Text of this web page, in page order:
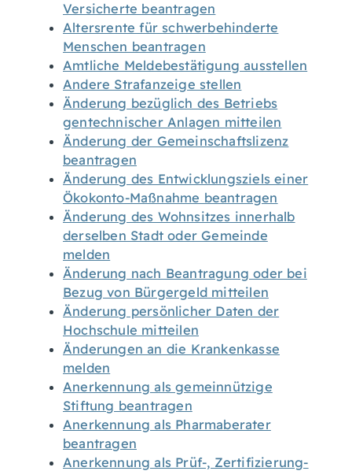
Versicherte beantragen
Altersrente für schwerbehinderte
Menschen beantragen
Amtliche Meldebestätigung ausstellen
Andere Strafanzeige stellen
Änderung bezüglich des Betriebs
gentechnischer Anlagen mitteilen
Änderung der Gemeinschaftslizenz
beantragen
Änderung des Entwicklungsziels einer
Ökokonto-Maßnahme beantragen
Änderung des Wohnsitzes innerhalb
derselben Stadt oder Gemeinde
melden
Änderung nach Beantragung oder bei
Bezug von Bürgergeld mitteilen
Änderung persönlicher Daten der
Hochschule mitteilen
Änderungen an die Krankenkasse
melden
Anerkennung als gemeinnützige
Stiftung beantragen
Anerkennung als Pharmaberater
beantragen
Anerkennung als Prüf-, Zertifizierung-